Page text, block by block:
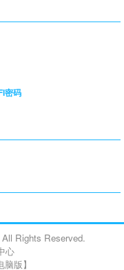
密码
Rights Reserved.
心
脑版】